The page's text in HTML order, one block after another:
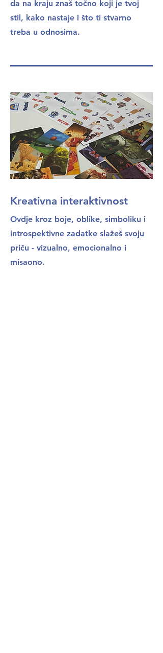
da na kraju znaš točno koji je tvoj
stil, kako nastaje i što ti stvarno
treba u odnosima.
Kreativna interaktivnost
Ovdje kroz boje, oblike, simboliku i
introspektivne zadatke slažeš svoju
priču - vizualno, emocionalno i
misaono.